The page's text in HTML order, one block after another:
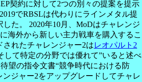
契約に対して2つの別々の提案を提示
でRBSLは代わりにラインメタル提
た。 2020年10月、MoDはチャレンジ
海外から新しい主力戦車を購入するこ
れたチャレンジャー2はレオパルト2
して特定の分野では優れて”いると述べ
望の指令文書“競争時代における防
ジャー2をアップグレードしてチャレ